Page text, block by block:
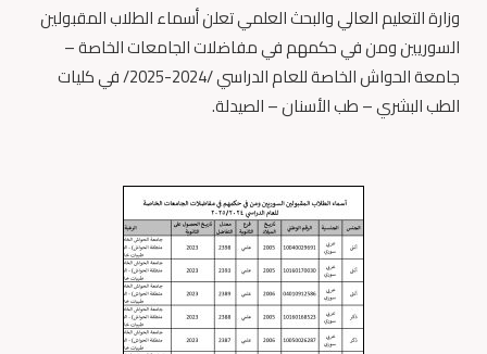
وزارة التعليم العالي والبحث العلمي تعلن أسماء الطلاب المقبولين
السوريين ومن في حكمهم في مفاضلات الجامعات الخاصة –
جامعة الحواش الخاصة للعام الدراسي /2024-2025/ في كليات
الطب البشري – طب الأسنان – الصيدلة.